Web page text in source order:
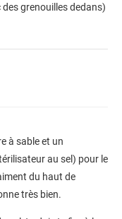
grenouilles dedans)
à sable et un
au sel) pour le
du haut de
très bien.